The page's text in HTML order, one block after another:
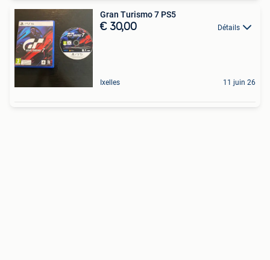
Gran Turismo 7 PS5
€ 30,00 Détails
Ixelles 11 juin 26